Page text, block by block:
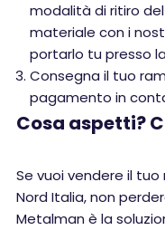
modalità di ritiro
materiale con i
portarlo tu presso
Consegna il tuo
pagamento in
Cosa aspetti?
Se vuoi vendere il
Nord Italia, non
Metalman è la